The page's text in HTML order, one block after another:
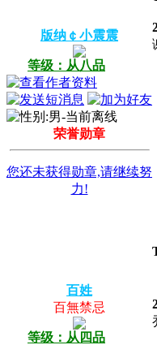
版纳￠小震震
等级：从八品
荣誉勋章
您还未获得勋章,请继续努
力!
百姓
百無禁忌
等级：从四品